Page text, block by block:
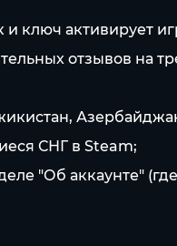
ключ активирует
отзывов на
СНГ в Steam;
"Об аккаунте"